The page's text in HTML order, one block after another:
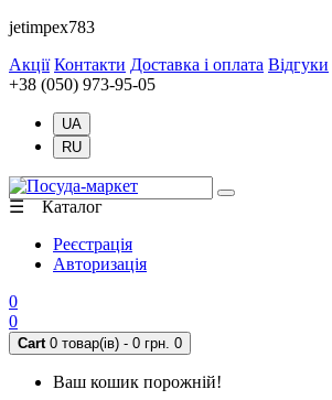
jetimpex783
Акції Контакти Доставка і оплата Відгуки
+38 (050) 973-95-05
UA
RU
☰ Каталог
Реєстрація
Авторизація
0
0
Cart 0 товар(ів) - 0 грн. 0
Ваш кошик порожній!